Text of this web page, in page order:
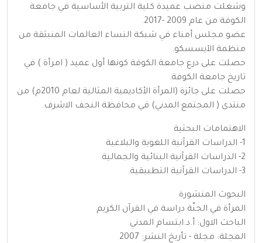
وشغلت منصب عميدة كلية التربية الأساسية في جامعة
الكوفة من عام 2009 -2017.
عضو مجلس أمناء في شبكة النساء العالمات المنبثقة من
منظمة الآيسسكو.
حصلت على درع جامعة الكوفة كونها أول عميد ( امرأة ) في
تاريخ جامعة الكوفة.
حصلت على جائزة (المرأة الأكاديمية المثالية لعام 2010م) من
منتدى ( المجتمع المدني) في محافظة النجف الاشرف.
الاهتمامات البحثية
1- الدراسات القرآنية اللغوية والبلاغية
2- الدراسات القرآنية البنائية والجمالية
3- الدراسات القرآنية التطبيقية.
البحوث المنشورة
المرأة في الجنّة دراسة في القرآن الكريم
الباحث الاول: أ.د.ابتسام المدني
المجلة: مجلة - تأريخ النشر: 2007